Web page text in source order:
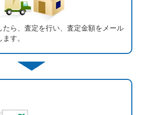
たら、査定を行い、査定金額をメール
す。